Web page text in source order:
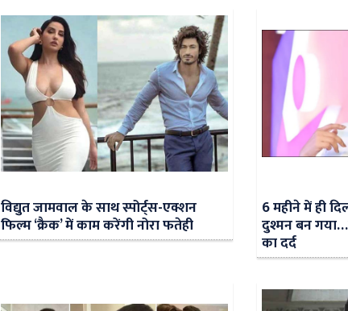
विद्युत जामवाल के साथ स्पोर्ट्स-एक्शन
फिल्म ‘क्रैक’ में काम करेंगी नोरा फतेही
6 महीने में ही
दुश्मन बन
का दर्द